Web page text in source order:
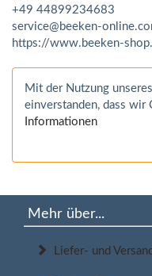
+49 44899234683
service@beeken-
https://www.beeken-
Mit der Nutzung
einverstanden, dass wir
Informationen
Mehr über...
Liefer- und